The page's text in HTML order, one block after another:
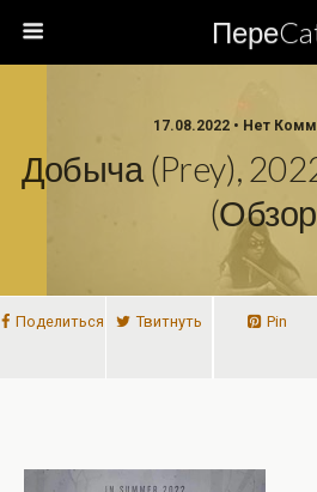
17.08.2022 • Нет
Добыча (Prey),
Поделиться Твитнуть Pin